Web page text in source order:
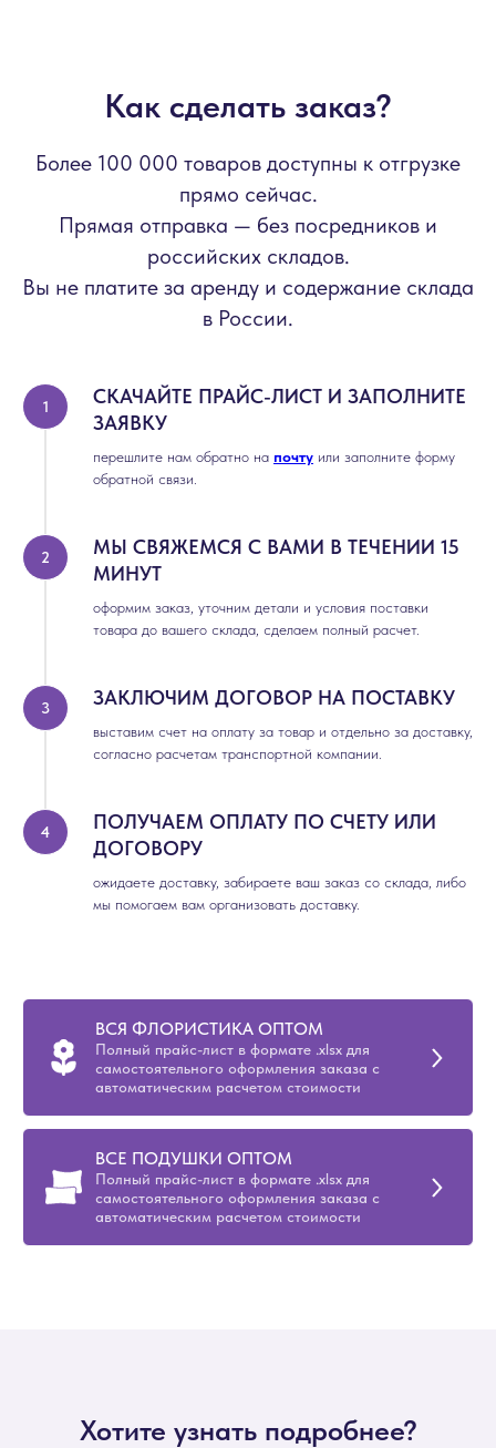
Как сделать заказ?
Более 100 000 товаров доступны к отгрузке
прямо сейчас.
Прямая отправка — без посредников и
российских складов.
Вы не платите за аренду и содержание склада
в России.
СКАЧАЙТЕ ПРАЙС-ЛИСТ И ЗАПОЛНИТЕ
ЗАЯВКУ
перешлите нам обратно на почту или заполните форму
обратной связи.
МЫ СВЯЖЕМСЯ С ВАМИ В ТЕЧЕНИИ 15
МИНУТ
оформим заказ, уточним детали и условия поставки
товара до вашего склада, сделаем полный расчет.
ЗАКЛЮЧИМ ДОГОВОР НА ПОСТАВКУ
выставим счет на оплату за товар и отдельно за доставку,
согласно расчетам транспортной компании.
ПОЛУЧАЕМ ОПЛАТУ ПО СЧЕТУ ИЛИ
ДОГОВОРУ
ожидаете доставку, забираете ваш заказ со склада, либо
мы помогаем вам организовать доставку.
ВСЯ ФЛОРИСТИКА ОПТОМ
Полный прайс-лист в формате .xlsx для
самостоятельного оформления заказа с
автоматическим расчетом стоимости
ВСЕ ПОДУШКИ ОПТОМ
Полный прайс-лист в формате .xlsx для
самостоятельного оформления заказа с
автоматическим расчетом стоимости
Хотите узнать подробнее?